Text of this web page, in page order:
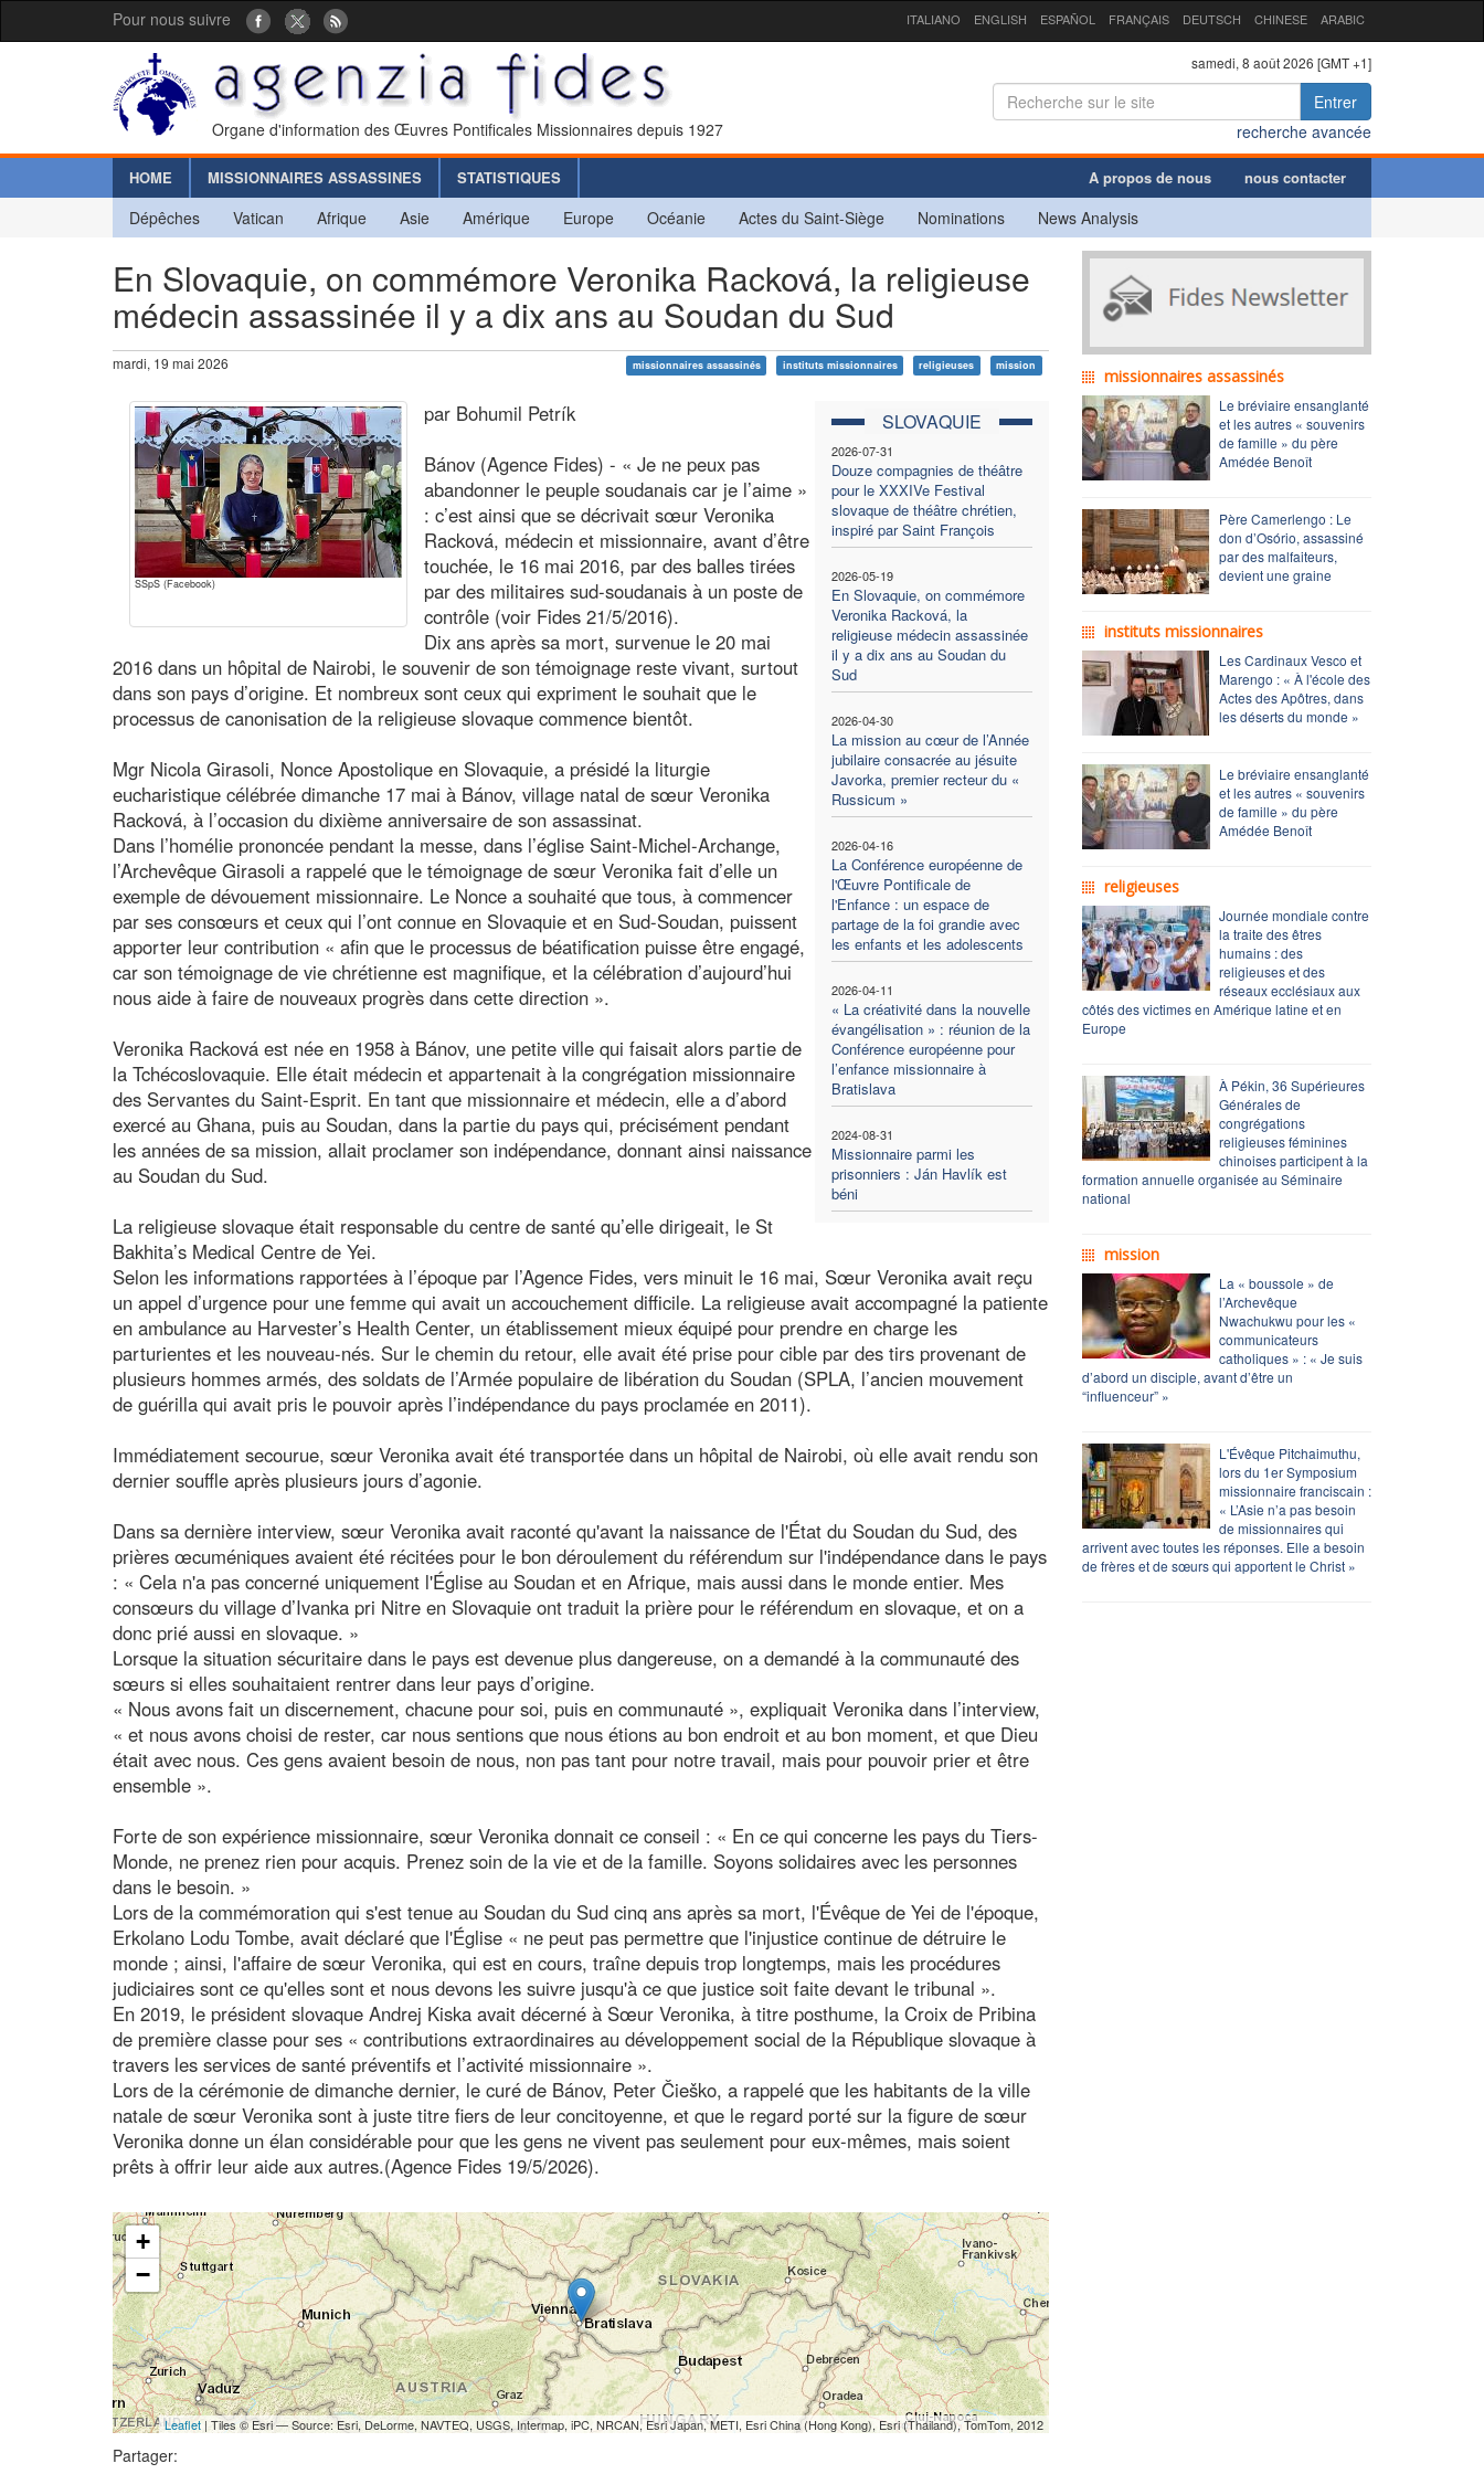
Pour nous suivre ITALIANO ENGLISH ESPAÑOL FRANÇAIS DEUTSCH CHINESE ARABIC
Organe d'information des Œuvres Pontificales Missionnaires depuis 1927
samedi, 8 août 2026 [GMT +1]
Entrer
recherche avancée
HOME MISSIONNAIRES ASSASSINES STATISTIQUES A propos de nous nous contacter
Dépêches Vatican Afrique Asie Amérique Europe Océanie Actes du Saint-Siège Nominations News Analysis
En Slovaquie, on commémore Veronika Racková, la religieuse
médecin assassinée il y a dix ans au Soudan du Sud
mardi, 19 mai 2026 missionnaires assassinés instituts missionnaires religieuses mission
SSpS (Facebook)
SLOVAQUIE
2026-07-31
Douze compagnies de théâtre
pour le XXXIVe Festival
slovaque de théâtre chrétien,
inspiré par Saint François
2026-05-19
En Slovaquie, on commémore
Veronika Racková, la
religieuse médecin assassinée
il y a dix ans au Soudan du
Sud
2026-04-30
La mission au cœur de l’Année
jubilaire consacrée au jésuite
Javorka, premier recteur du «
Russicum »
2026-04-16
La Conférence européenne de
l'Œuvre Pontificale de
l'Enfance : un espace de
partage de la foi grandie avec
les enfants et les adolescents
2026-04-11
« La créativité dans la nouvelle
évangélisation » : réunion de la
Conférence européenne pour
l’enfance missionnaire à
Bratislava
2024-08-31
Missionnaire parmi les
prisonniers : Ján Havlík est
béni
par Bohumil Petrík
Bánov (Agence Fides) - « Je ne peux pas
abandonner le peuple soudanais car je l’aime »
: c’est ainsi que se décrivait sœur Veronika
Racková, médecin et missionnaire, avant d’être
touchée, le 16 mai 2016, par des balles tirées
par des militaires sud-soudanais à un poste de
contrôle (voir Fides 21/5/2016).
Dix ans après sa mort, survenue le 20 mai
2016 dans un hôpital de Nairobi, le souvenir de son témoignage reste vivant, surtout
dans son pays d’origine. Et nombreux sont ceux qui expriment le souhait que le
processus de canonisation de la religieuse slovaque commence bientôt.
Mgr Nicola Girasoli, Nonce Apostolique en Slovaquie, a présidé la liturgie
eucharistique célébrée dimanche 17 mai à Bánov, village natal de sœur Veronika
Racková, à l’occasion du dixième anniversaire de son assassinat.
Dans l’homélie prononcée pendant la messe, dans l’église Saint-Michel-Archange,
l’Archevêque Girasoli a rappelé que le témoignage de sœur Veronika fait d’elle un
exemple de dévouement missionnaire. Le Nonce a souhaité que tous, à commencer
par ses consœurs et ceux qui l’ont connue en Slovaquie et en Sud-Soudan, puissent
apporter leur contribution « afin que le processus de béatification puisse être engagé,
car son témoignage de vie chrétienne est magnifique, et la célébration d’aujourd’hui
nous aide à faire de nouveaux progrès dans cette direction ».
Veronika Racková est née en 1958 à Bánov, une petite ville qui faisait alors partie de
la Tchécoslovaquie. Elle était médecin et appartenait à la congrégation missionnaire
des Servantes du Saint-Esprit. En tant que missionnaire et médecin, elle a d’abord
exercé au Ghana, puis au Soudan, dans la partie du pays qui, précisément pendant
les années de sa mission, allait proclamer son indépendance, donnant ainsi naissance
au Soudan du Sud.
La religieuse slovaque était responsable du centre de santé qu’elle dirigeait, le St
Bakhita’s Medical Centre de Yei.
Selon les informations rapportées à l’époque par l’Agence Fides, vers minuit le 16 mai, Sœur Veronika avait reçu
un appel d’urgence pour une femme qui avait un accouchement difficile. La religieuse avait accompagné la patiente
en ambulance au Harvester’s Health Center, un établissement mieux équipé pour prendre en charge les
parturientes et les nouveau-nés. Sur le chemin du retour, elle avait été prise pour cible par des tirs provenant de
plusieurs hommes armés, des soldats de l’Armée populaire de libération du Soudan (SPLA, l’ancien mouvement
de guérilla qui avait pris le pouvoir après l’indépendance du pays proclamée en 2011).
Immédiatement secourue, sœur Veronika avait été transportée dans un hôpital de Nairobi, où elle avait rendu son
dernier souffle après plusieurs jours d’agonie.
Dans sa dernière interview, sœur Veronika avait raconté qu'avant la naissance de l'État du Soudan du Sud, des
prières œcuméniques avaient été récitées pour le bon déroulement du référendum sur l'indépendance dans le pays
: « Cela n'a pas concerné uniquement l'Église au Soudan et en Afrique, mais aussi dans le monde entier. Mes
consœurs du village d’Ivanka pri Nitre en Slovaquie ont traduit la prière pour le référendum en slovaque, et on a
donc prié aussi en slovaque. »
Lorsque la situation sécuritaire dans le pays est devenue plus dangereuse, on a demandé à la communauté des
sœurs si elles souhaitaient rentrer dans leur pays d’origine.
« Nous avons fait un discernement, chacune pour soi, puis en communauté », expliquait Veronika dans l’interview,
« et nous avons choisi de rester, car nous sentions que nous étions au bon endroit et au bon moment, et que Dieu
était avec nous. Ces gens avaient besoin de nous, non pas tant pour notre travail, mais pour pouvoir prier et être
ensemble ».
Forte de son expérience missionnaire, sœur Veronika donnait ce conseil : « En ce qui concerne les pays du Tiers-
Monde, ne prenez rien pour acquis. Prenez soin de la vie et de la famille. Soyons solidaires avec les personnes
dans le besoin. »
Lors de la commémoration qui s'est tenue au Soudan du Sud cinq ans après sa mort, l'Évêque de Yei de l'époque,
Erkolano Lodu Tombe, avait déclaré que l'Église « ne peut pas permettre que l'injustice continue de détruire le
monde ; ainsi, l'affaire de sœur Veronika, qui est en cours, traîne depuis trop longtemps, mais les procédures
judiciaires sont ce qu'elles sont et nous devons les suivre jusqu'à ce que justice soit faite devant le tribunal ».
En 2019, le président slovaque Andrej Kiska avait décerné à Sœur Veronika, à titre posthume, la Croix de Pribina
de première classe pour ses « contributions extraordinaires au développement social de la République slovaque à
travers les services de santé préventifs et l’activité missionnaire ».
Lors de la cérémonie de dimanche dernier, le curé de Bánov, Peter Čieško, a rappelé que les habitants de la ville
natale de sœur Veronika sont à juste titre fiers de leur concitoyenne, et que le regard porté sur la figure de sœur
Veronika donne un élan considérable pour que les gens ne vivent pas seulement pour eux-mêmes, mais soient
prêts à offrir leur aide aux autres.(Agence Fides 19/5/2026).
+
−
Leaflet| Tiles © Esri — Source: Esri, DeLorme, NAVTEQ, USGS, Intermap, iPC, NRCAN, Esri Japan, METI, Esri China (Hong Kong), Esri (Thailand), TomTom, 2012
Partager:
missionnaires assassinés
Le bréviaire ensanglanté
et les autres « souvenirs
de famille » du père
Amédée Benoît
Père Camerlengo : Le
don d’Osório, assassiné
par des malfaiteurs,
devient une graine
instituts missionnaires
Les Cardinaux Vesco et
Marengo : « À l'école des
Actes des Apôtres, dans
les déserts du monde »
Le bréviaire ensanglanté
et les autres « souvenirs
de famille » du père
Amédée Benoît
religieuses
Journée mondiale contre
la traite des êtres
humains : des
religieuses et des
réseaux ecclésiaux aux
côtés des victimes en Amérique latine et en
Europe
À Pékin, 36 Supérieures
Générales de
congrégations
religieuses féminines
chinoises participent à la
formation annuelle organisée au Séminaire
national
mission
La « boussole » de
l’Archevêque
Nwachukwu pour les «
communicateurs
catholiques » : « Je suis
d’abord un disciple, avant d’être un
“influenceur” »
L'Évêque Pitchaimuthu,
lors du 1er Symposium
missionnaire franciscain :
« L’Asie n’a pas besoin
de missionnaires qui
arrivent avec toutes les réponses. Elle a besoin
de frères et de sœurs qui apportent le Christ »